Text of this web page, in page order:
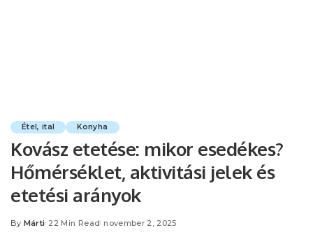
Étel, ital Konyha
Kovász etetése: mikor esedékes?
Hőmérséklet, aktivitási jelek és
etetési arányok
Posted
By Márti 22 Min Read november 2, 2025